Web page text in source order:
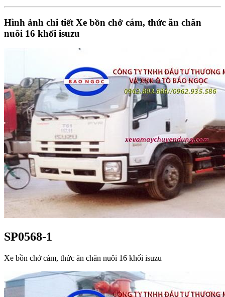
Hình ảnh chi tiết Xe bồn chở cám, thức ăn chăn
nuôi 16 khối isuzu
SP0568-1
Xe bồn chở cám, thức ăn chăn nuôi 16 khối isuzu